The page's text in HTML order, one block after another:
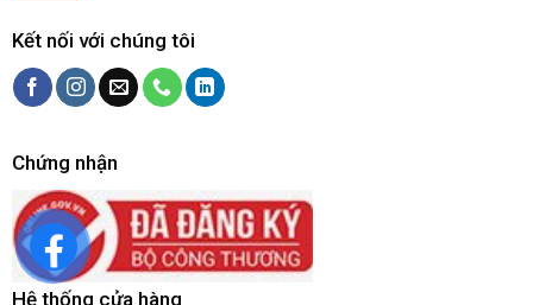
Kết nối với chúng tôi
Chứng nhận
Hệ thống cửa hàng